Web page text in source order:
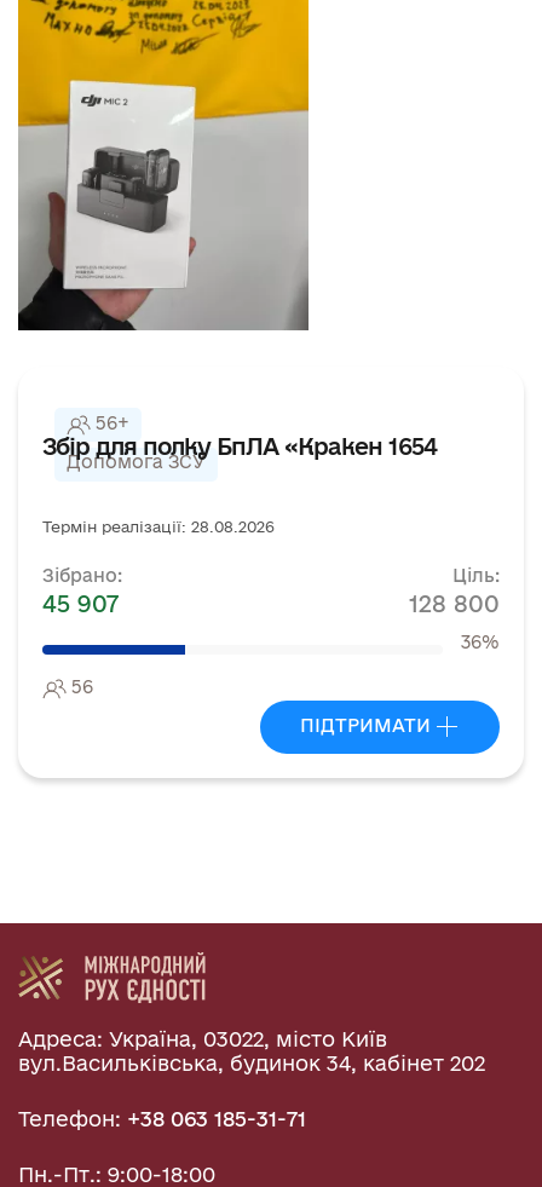
56+
Допомога ЗСУ
Збір для полку БпЛА «Кракен 1654
Термін реалізації: 28.08.2026
Зібрано:
45 907
Ціль:
128 800
36%
56
ПІДТРИМАТИ
Адреса: Україна, 03022, місто Київ
вул.Васильківська, будинок 34, кабінет 202
Телефон: +38 063 185-31-71
Пн.-Пт.: 9:00-18:00